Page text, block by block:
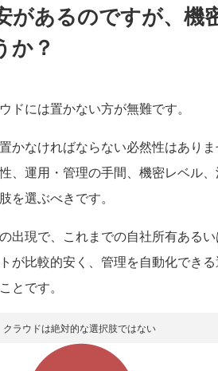
があるのですが、機
か？
には置かない方が無難です。
なければならない必然性はありま
、運用・管理の手間、機密レベル
を選ぶべきです。
出現で、これまでの自社所有ある
が比較的安く、管理を自動化できる
とです。
クラウドは絶対的な選択肢ではない